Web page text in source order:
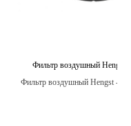
Фильтр воздушный Hengst
Фильтр воздушный Hengst -